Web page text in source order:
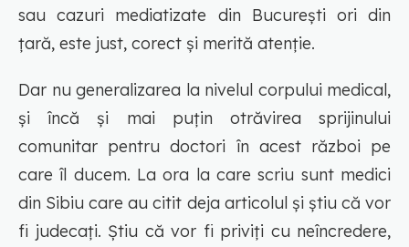
sau cazuri mediatizate din București ori din
țară, este just, corect și merită atenție.
Dar nu generalizarea la nivelul corpului medical,
și încă și mai puțin otrăvirea sprijinului
comunitar pentru doctori în acest război pe
care îl ducem. La ora la care scriu sunt medici
din Sibiu care au citit deja articolul și știu că vor
fi judecați. Știu că vor fi priviți cu neîncredere,